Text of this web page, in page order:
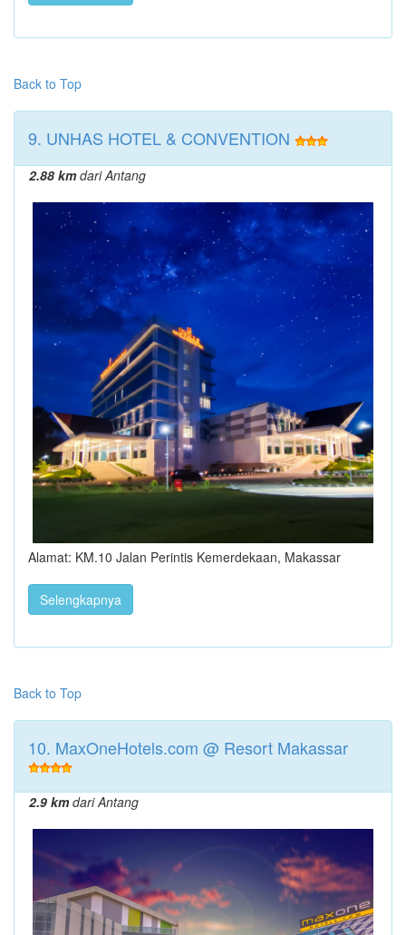
Back to Top
9. UNHAS HOTEL & CONVENTION
2.88 kmdari Antang
Alamat: KM.10 Jalan Perintis Kemerdekaan, Makassar
Selengkapnya
Back to Top
10. MaxOneHotels.com @ Resort Makassar
2.9 kmdari Antang